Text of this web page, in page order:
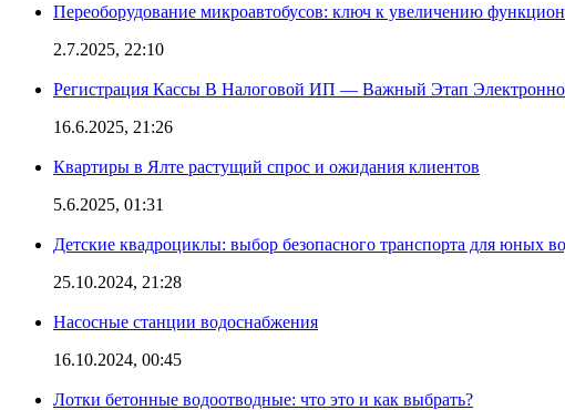
Переоборудование микроавтобусов: ключ к увеличению
2.7.2025, 22:10
Регистрация Кассы В Налоговой ИП — Важный Этап
16.6.2025, 21:26
Квартиры в Ялте растущий спрос и ожидания клиентов
5.6.2025, 01:31
Детские квадроциклы: выбор безопасного транспорта для юных
25.10.2024, 21:28
Насосные станции водоснабжения
16.10.2024, 00:45
Лотки бетонные водоотводные: что это и как выбрать?